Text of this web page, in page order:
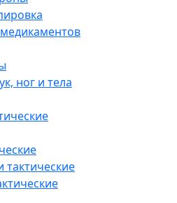
ног и тела
тактические